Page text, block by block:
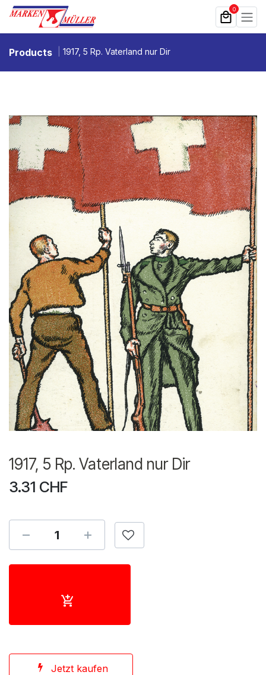
Zum Inhalt springen 0
Products 1917, 5 Rp. Vaterland nur Dir
1917, 5 Rp. Vaterland nur Dir
3.31 CHF
Jetzt kaufen